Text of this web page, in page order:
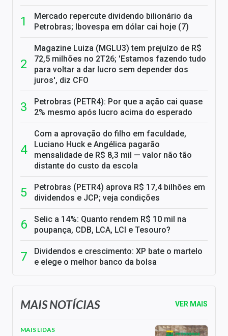
Mercado repercute dividendo bilionário da
Petrobras; Ibovespa em dólar cai hoje (7)
Magazine Luiza (MGLU3) tem prejuízo de R$
72,5 milhões no 2T26; 'Estamos fazendo tudo
para voltar a dar lucro sem depender dos
juros', diz CFO
Petrobras (PETR4): Por que a ação cai quase
2% mesmo após lucro acima do esperado
Com a aprovação do filho em faculdade,
Luciano Huck e Angélica pagarão
mensalidade de R$ 8,3 mil — valor não tão
distante do custo da escola
Petrobras (PETR4) aprova R$ 17,4 bilhões em
dividendos e JCP; veja condições
Selic a 14%: Quanto rendem R$ 10 mil na
poupança, CDB, LCA, LCI e Tesouro?
Dividendos e crescimento: XP bate o martelo
e elege o melhor banco da bolsa
MAIS NOTÍCIAS VER MAIS
MAIS LIDAS